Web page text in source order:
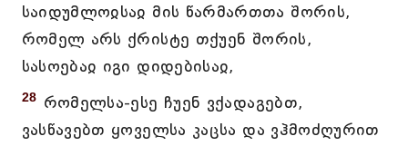
საიდუმლოჲსაჲ მის წარმართთა შორის,
რომელ არს ქრისტე თქუენ შორის,
სასოებაჲ იგი დიდებისაჲ,
28 რომელსა-ესე ჩუენ ვქადაგებთ,
ვასწავებთ ყოველსა კაცსა და ვჰმოძღურით